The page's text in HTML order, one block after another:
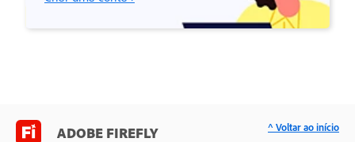
ADOBE FIREFLY ^ Voltar ao início